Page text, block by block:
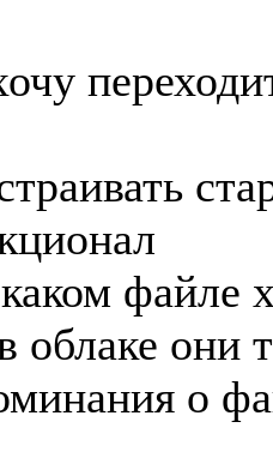
файле
облаке они
о